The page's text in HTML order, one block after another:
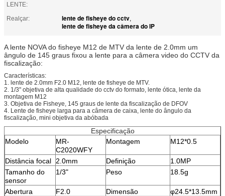
LENTE:
Realçar: lente de fisheye do cctv,
lente de fisheye da câmera do IP
A lente NOVA do fisheye M12 de MTV da lente de 2.0mm um
ângulo de 145 graus fixou a lente para a câmera video do CCTV da
fiscalização:
Características:
1. lente de 2.0mm F2.0 M12, lente de fisheye de MTV.
2. 1/3" objetiva de alta qualidade do cctv do formato, lente ótica, lente da
montagem M12
3. Objetiva de Fisheye, 145 graus de lente da fiscalização de DFOV
4. Lente de fisheye larga para a câmera de caixa, lente do ângulo da
fiscalização, mini objetiva da abóbada
Especificação
Modelo
MR-
C2020WFY
Montagem M12*0.5
Distância focal 2.0mm Definição
1.0MP
Tamanho do
sensor
1/3" Peso 18.5g
Abertura F2.0 Dimensão
φ24.5*13.5mm